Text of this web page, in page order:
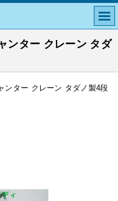
ンター クレーン タダ
ンター クレーン タダノ製4段